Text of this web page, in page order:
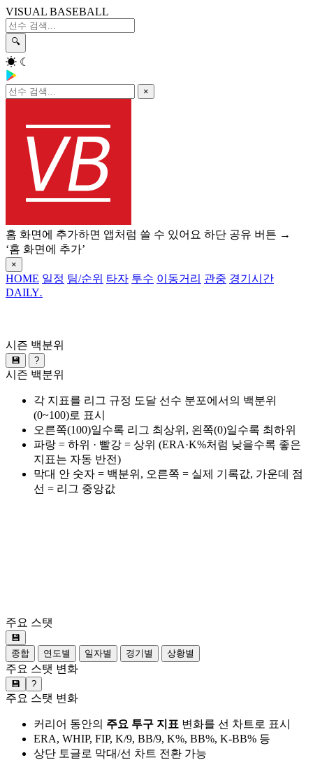
VISUAL BASEBALL
🔍
☀ ☾
×
홈 화면에 추가하면 앱처럼 쓸 수 있어요 하단 공유 버튼 →
‘홈 화면에 추가’
×
HOME 일정 팀/순위 타자 투수 이동거리 관중 경기시간
DAILY.
시즌 백분위
💾 ?
시즌 백분위
각 지표를 리그 규정 도달 선수 분포에서의 백분위
(0~100)로 표시
오른쪽(100)일수록 리그 최상위, 왼쪽(0)일수록 최하위
파랑 = 하위 · 빨강 = 상위 (ERA·K%처럼 낮을수록 좋은
지표는 자동 반전)
막대 안 숫자 = 백분위, 오른쪽 = 실제 기록값, 가운데 점
선 = 리그 중앙값
주요 스탯
💾
종합
연도별 일자별 경기별 상황별
주요 스탯 변화
💾 ?
주요 스탯 변화
커리어 동안의 주요 투구 지표 변화를 선 차트로 표시
ERA, WHIP, FIP, K/9, BB/9, K%, BB%, K-BB% 등
상단 토글로 막대/선 차트 전환 가능